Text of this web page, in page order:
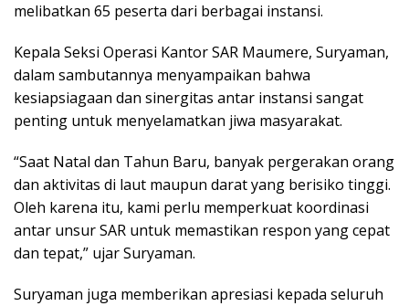
melibatkan 65 peserta dari berbagai instansi.
Kepala Seksi Operasi Kantor SAR Maumere, Suryaman,
dalam sambutannya menyampaikan bahwa
kesiapsiagaan dan sinergitas antar instansi sangat
penting untuk menyelamatkan jiwa masyarakat.
“Saat Natal dan Tahun Baru, banyak pergerakan orang
dan aktivitas di laut maupun darat yang berisiko tinggi.
Oleh karena itu, kami perlu memperkuat koordinasi
antar unsur SAR untuk memastikan respon yang cepat
dan tepat,” ujar Suryaman.
Suryaman juga memberikan apresiasi kepada seluruh